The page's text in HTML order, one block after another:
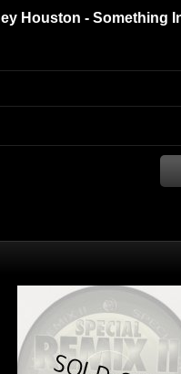
Houston - Something